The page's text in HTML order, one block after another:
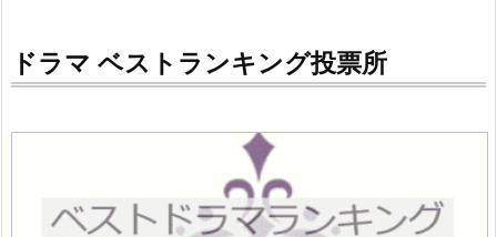
ドラマ ベストランキング投票所